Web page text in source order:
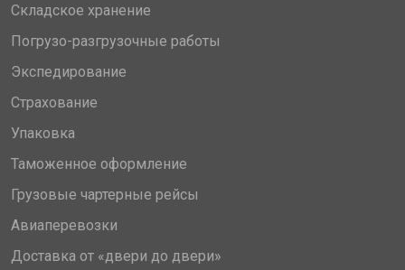
Складское хранение
Погрузо-разгрузочные работы
Экспедирование
Страхование
Упаковка
Таможенное оформление
Грузовые чартерные рейсы
Авиаперевозки
Доставка от «двери до двери»